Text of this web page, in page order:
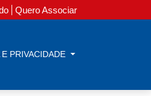
Quero Associar
PRIVACIDADE